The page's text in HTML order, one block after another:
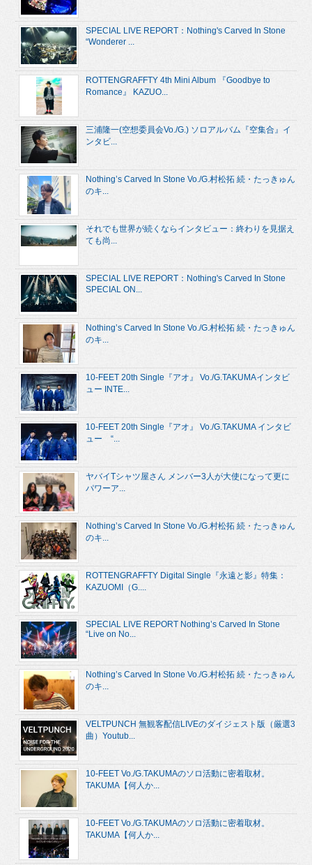
SPECIAL LIVE REPORT：Nothing's Carved In Stone
“Wonderer ...
ROTTENGRAFFTY 4th Mini Album 『Goodbye to
Romance』 KAZUO...
三浦隆一(空想委員会Vo./G.) ソロアルバム『空集合』イ
ンタビ...
Nothing’s Carved In Stone Vo./G.村松拓 続・たっきゅん
のキ...
それでも世界が続くならインタビュー：終わりを見据え
ても尚...
SPECIAL LIVE REPORT：Nothing's Carved In Stone
SPECIAL ON...
Nothing’s Carved In Stone Vo./G.村松拓 続・たっきゅん
のキ...
10-FEET 20th Single『アオ』 Vo./G.TAKUMAインタビ
ュー INTE...
10-FEET 20th Single『アオ』 Vo./G.TAKUMA インタビ
ュー “...
ヤバイTシャツ屋さん メンバー3人が大使になって更に
パワーア...
Nothing’s Carved In Stone Vo./G.村松拓 続・たっきゅん
のキ...
ROTTENGRAFFTY Digital Single『永遠と影』特集：
KAZUOMI（G....
SPECIAL LIVE REPORT Nothing’s Carved In Stone
“Live on No...
Nothing’s Carved In Stone Vo./G.村松拓 続・たっきゅん
のキ...
VELTPUNCH 無観客配信LIVEのダイジェスト版（厳選3
曲）Youtub...
10-FEET Vo./G.TAKUMAのソロ活動に密着取材。
TAKUMA【何人か...
10-FEET Vo./G.TAKUMAのソロ活動に密着取材。
TAKUMA【何人か...